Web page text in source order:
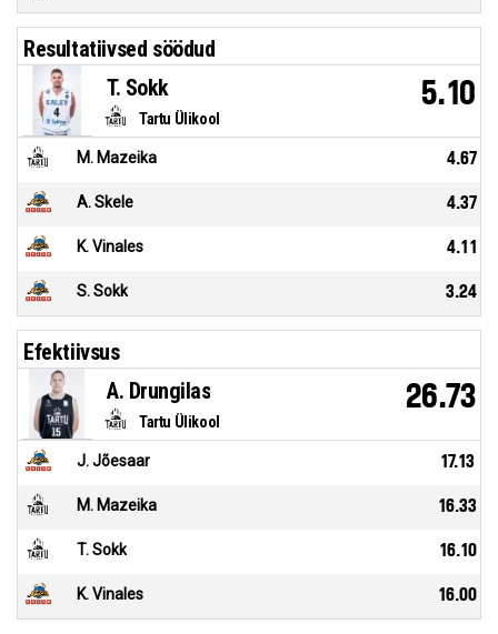
Resultatiivsed söödud
Tartu Ülikool
T. Sokk 5.10
M. Mazeika 4.67
A. Skele 4.37
K. Vinales 4.11
S. Sokk 3.24
Efektiivsus
Tartu Ülikool
A. Drungilas 26.73
J. Jõesaar 17.13
M. Mazeika 16.33
T. Sokk 16.10
K. Vinales 16.00